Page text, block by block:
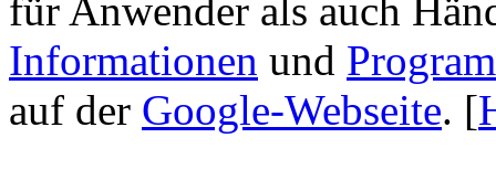
für Anwender als auch
Informationen und
auf der Google-Webseite. [